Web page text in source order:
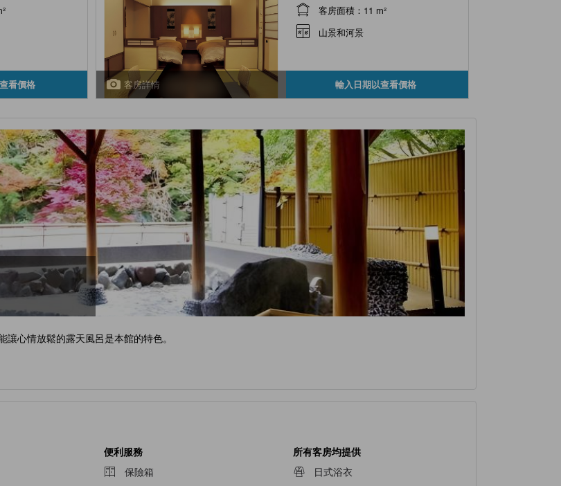
看價格 客房詳情
Spring Cypress Bath (2
Japanese Beds, Sukumotei
客房面積：11 m²
山景和河景
輸入日期以查看價格
心情放鬆的露天風呂是本館的特色。
便利服務
保險箱
所有客房均提供
日式浴衣